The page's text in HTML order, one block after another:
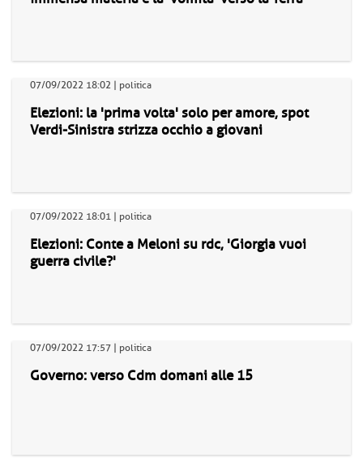
07/09/2022 18:02 | politica
Elezioni: la 'prima volta' solo per amore, spot
Verdi-Sinistra strizza occhio a giovani
07/09/2022 18:01 | politica
Elezioni: Conte a Meloni su rdc, 'Giorgia vuoi
guerra civile?'
07/09/2022 17:57 | politica
Governo: verso Cdm domani alle 15